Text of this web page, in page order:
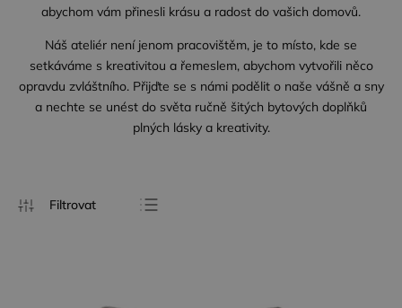
abychom vám přinesli krásu a radost do vašich domovů.
Náš ateliér není jenom pracovištěm, je to místo, kde se
setkáváme s kreativitou a řemeslem, abychom vytvořili něco
opravdu zvláštního. Přijďte se s námi podělit o naše vášně a sny
a nechte se unést do světa ručně šitých bytových doplňků
plných lásky a kreativity.